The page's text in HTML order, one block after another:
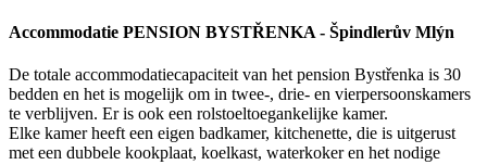
Accommodatie PENSION BYSTŘENKA - Špindlerův Mlýn
De totale accommodatiecapaciteit van het pension Bystřenka is 30
bedden en het is mogelijk om in twee-, drie- en vierpersoonskamers
te verblijven. Er is ook een rolstoeltoegankelijke kamer.
Elke kamer heeft een eigen badkamer, kitchenette, die is uitgerust
met een dubbele kookplaat, koelkast, waterkoker en het nodige